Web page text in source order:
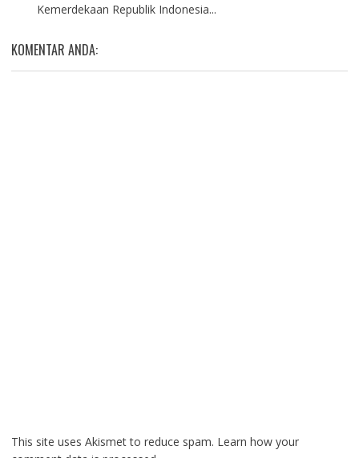
Kemerdekaan Republik Indonesia...
KOMENTAR ANDA:
This site uses Akismet to reduce spam. Learn how your